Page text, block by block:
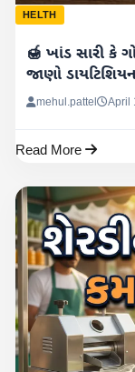
HELTH
🍯 ખાંડ સારી કે
જાણો
mehul.pattel April
Read More